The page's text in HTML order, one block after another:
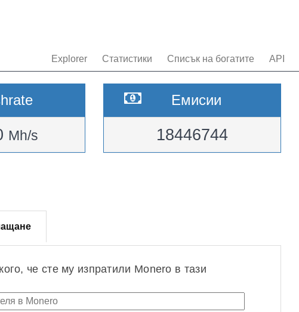
Explorer Статистики Списък на богатите API
Mh/s
Емисии
18446744
че сте му изпратили Monero в тази